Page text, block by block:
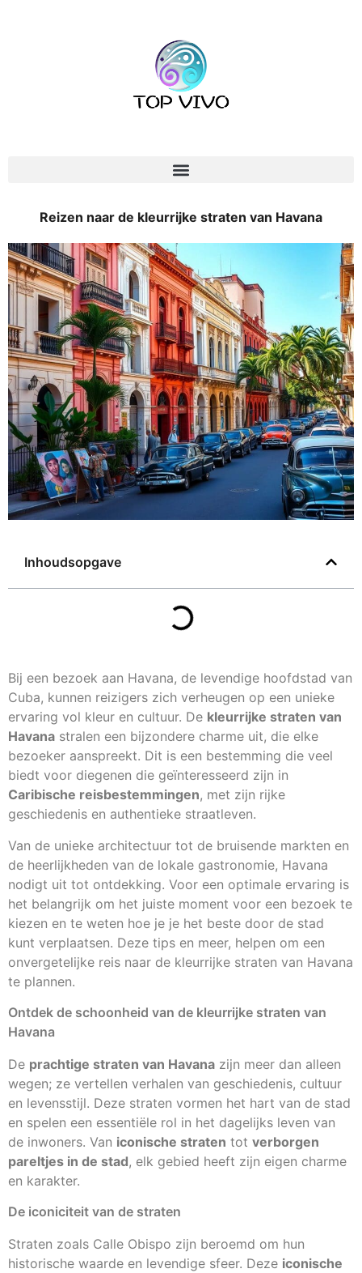
Reizen naar de kleurrijke straten van Havana
Inhoudsopgave
Bij een bezoek aan Havana, de levendige hoofdstad van
Cuba, kunnen reizigers zich verheugen op een unieke
ervaring vol kleur en cultuur. De kleurrijke straten van
Havana stralen een bijzondere charme uit, die elke
bezoeker aanspreekt. Dit is een bestemming die veel
biedt voor diegenen die geïnteresseerd zijn in
Caribische reisbestemmingen, met zijn rijke
geschiedenis en authentieke straatleven.
Van de unieke architectuur tot de bruisende markten en
de heerlijkheden van de lokale gastronomie, Havana
nodigt uit tot ontdekking. Voor een optimale ervaring is
het belangrijk om het juiste moment voor een bezoek te
kiezen en te weten hoe je je het beste door de stad
kunt verplaatsen. Deze tips en meer, helpen om een
onvergetelijke reis naar de kleurrijke straten van Havana
te plannen.
Ontdek de schoonheid van de kleurrijke straten van
Havana
De prachtige straten van Havana zijn meer dan alleen
wegen; ze vertellen verhalen van geschiedenis, cultuur
en levensstijl. Deze straten vormen het hart van de stad
en spelen een essentiële rol in het dagelijks leven van
de inwoners. Van iconische straten tot verborgen
pareltjes in de stad, elk gebied heeft zijn eigen charme
en karakter.
De iconiciteit van de straten
Straten zoals Calle Obispo zijn beroemd om hun
historische waarde en levendige sfeer. Deze iconische